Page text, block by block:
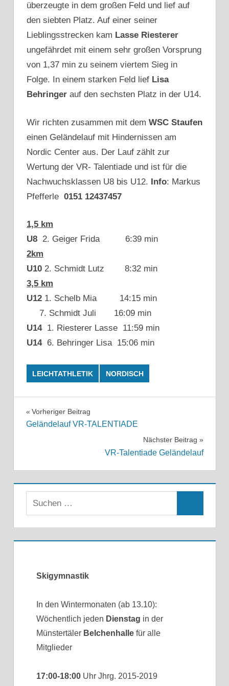
überzeugte in dem großen Feld und lief auf
den siebten Platz. Auf einer seiner
Lieblingsstrecken kam Lasse Riesterer
ungefährdet mit einem sehr großen Vorsprung
von 1,37 min zu seinem viertem Sieg in
Folge. In einem starken Feld lief Lisa
Behringer auf den sechsten Platz in der U14.
Wir richten zusammen mit dem WSC Staufen
einen Geländelauf mit Hindernissen am
Nordic Center aus. Der Lauf zählt zur
Wertung der VR- Talentiade und ist für die
Nachwuchsklassen U8 bis U12. Info: Markus
Pfefferle 0151 12437457
1,5 km
U8 2. Geiger Frida 6:39 min
2km
U10 2. Schmidt Lutz 8:32 min
3,5 km
U12 1. Schelb Mia 14:15 min
7. Schmidt Juli 16:09 min
U14 1. Riesterer Lasse 11:59 min
U14 6. Behringer Lisa 15:06 min
LEICHTATHLETIK NORDISCH
Beitragsnavigation
Vorheriger Beitrag
Geländelauf VR-TALENTIADE
Nächster Beitrag
VR-Talentiade Geländelauf
Skigymnastik
In den Wintermonaten (ab 13.10):
Wöchentlich jeden Dienstag in der
Münstertäler Belchenhallefür alle
Mitglieder
17:00-18:00Uhr Jhrg. 2015-2019